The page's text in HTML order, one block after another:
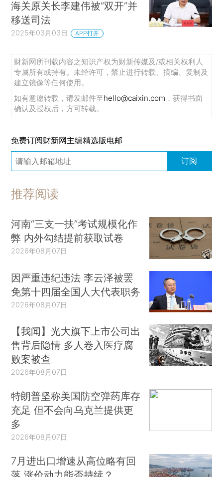
海关原关长李建伟被“双开”并
移送司法
2025年03月03日 APP打开
财新网所刊载内容之知识产权为财新传媒及/或相关权利人
专属所有或持有。未经许可，禁止进行转载、摘编、复制及
建立镜像等任何使用。
如有意愿转载，请发邮件至hello@caixin.com ，获得书面
确认及授权后，方可转载。
免费订阅财新网主编精选版电邮
订阅
推荐阅读
河南“三支一扶”考试规模化作
弊 内外勾结提前获取试卷
2026年08月07日
因严重违纪违法 李云泽被罢
免第十四届全国人大代表职务
2026年08月07日
【我闻】光大旗下上市公司出
售背后隐情 多人卷入医疗腐
败案被查
2026年08月07日
特朗普坚称美国防空弹药库存
充足 但不会向乌克兰提供更
多
2026年08月07日
7月进出口增速从高位略有回